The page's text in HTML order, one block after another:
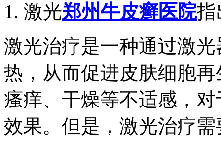
1. 激光郑州牛皮癣医院指
激光治疗是一种通过激
热，从而促进皮肤细胞
瘙痒、干燥等不适感，
效果。但是，激光治疗